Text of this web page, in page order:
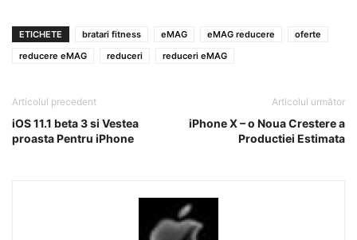
ETICHETE bratari fitness eMAG eMAG reducere
oferte
reducere eMAG
reduceri reduceri eMAG
Articolul precedent
iOS 11.1 beta 3 si Vestea
proasta Pentru iPhone
Articolul următor
iPhone X – o Noua Crestere a
Productiei Estimata